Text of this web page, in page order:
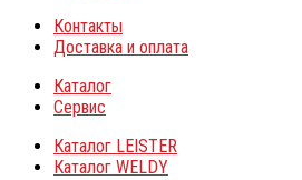
Контакты
Доставка и оплата
Каталог
Сервис
Каталог LEISTER
Каталог WELDY